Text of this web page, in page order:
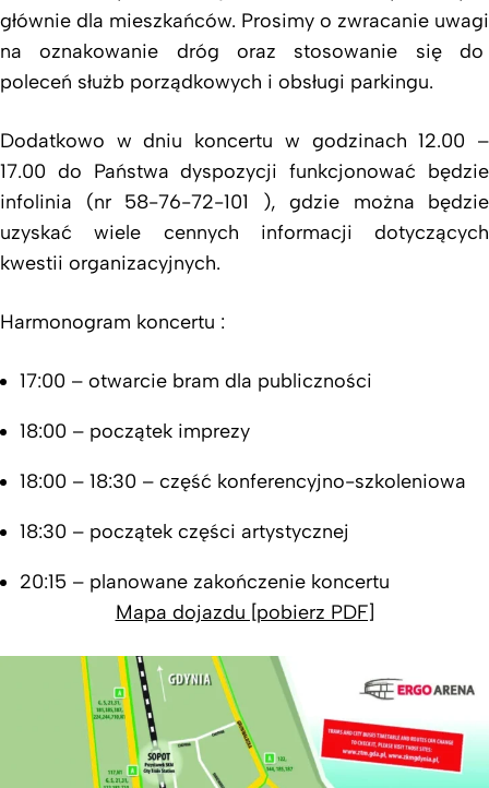
głównie dla mieszkańców. Prosimy o zwracanie uwagi
na oznakowanie dróg oraz stosowanie się do
poleceń służb porządkowych i obsługi parkingu.
Dodatkowo w dniu koncertu w godzinach 12.00 –
17.00 do Państwa dyspozycji funkcjonować będzie
infolinia (nr 58-76-72-101 ), gdzie można będzie
uzyskać wiele cennych informacji dotyczących
kwestii organizacyjnych.
Harmonogram koncertu :
17:00 – otwarcie bram dla publiczności
18:00 – początek imprezy
18:00 – 18:30 – część konferencyjno-szkoleniowa
18:30 – początek części artystycznej
20:15 – planowane zakończenie koncertu
Mapa dojazdu [pobierz PDF]